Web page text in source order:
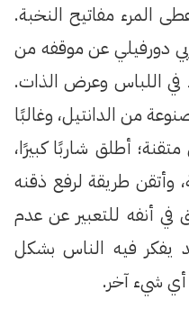
المرء مفاتيح النخبة.
دورفيلي عن موقفه من
اللباس وعرض الذات.
من الدانتيل، وغالبًا
أطلق شاربًا كبيرًا،
طريقة لرفع ذقنه
أنفه للتعبير عن عدم
يفكر فيه الناس بشكل
أي شيء آخر.